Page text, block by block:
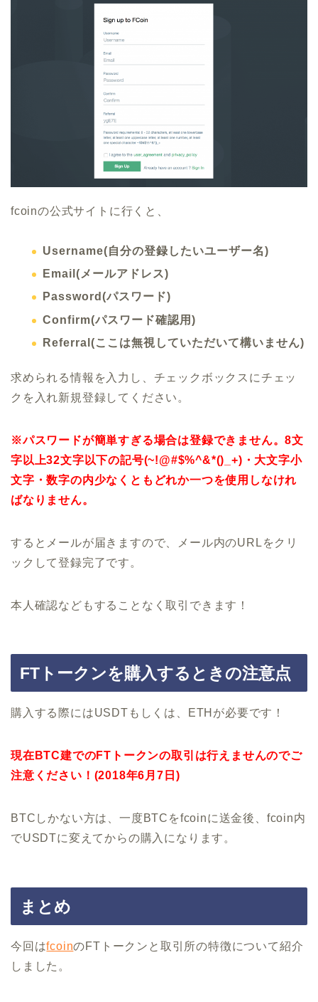
fcoinの公式サイトに行くと、
Username(自分の登録したいユーザー名)
Email(メールアドレス)
Password(パスワード)
Confirm(パスワード確認用)
Referral(ここは無視していただいて構いません)
求められる情報を入力し、チェックボックスにチェッ
クを入れ新規登録してください。
※パスワードが簡単すぎる場合は登録できません。8文
字以上32文字以下の記号(~!@#$%^&*()_+)・大文字小
文字・数字の内少なくともどれか一つを使用しなけれ
ばなりません。
するとメールが届きますので、メール内のURLをクリ
ックして登録完了です。
本人確認などもすることなく取引できます！
FTトークンを購入するときの注意点
購入する際にはUSDTもしくは、ETHが必要です！
現在BTC建でのFTトークンの取引は行えませんのでご
注意ください！(2018年6月7日)
BTCしかない方は、一度BTCをfcoinに送金後、fcoin内
でUSDTに変えてからの購入になります。
まとめ
今回はfcoinのFTトークンと取引所の特徴について紹介
しました。